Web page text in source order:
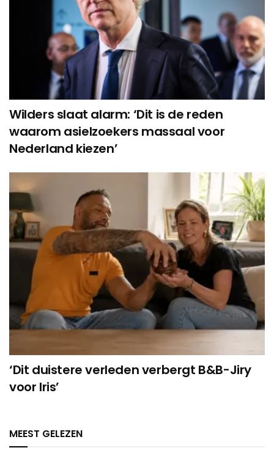
Wilders slaat alarm: ‘Dit is de reden
waarom asielzoekers massaal voor
Nederland kiezen’
‘Dit duistere verleden verbergt B&B-Jiry
voor Iris’
MEEST GELEZEN